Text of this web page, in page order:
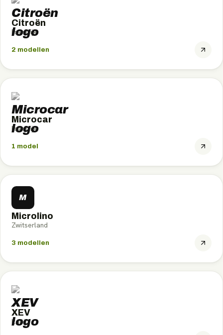
Citroën
Frankrijk
2 modellen
Microcar
Frankrijk
1 model
M
Microlino
Zwitserland
3 modellen
XEV
Italië